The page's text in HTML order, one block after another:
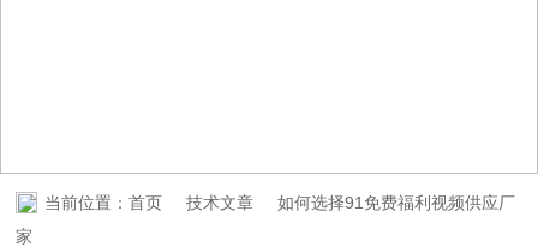
资料下载
当前位置：首页 技术文章
如何选择91免费福利视频供应厂
家